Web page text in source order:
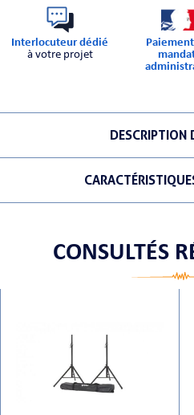
Interlocuteur dédié
à votre projet
DESCRIPTION
CONSULTÉS